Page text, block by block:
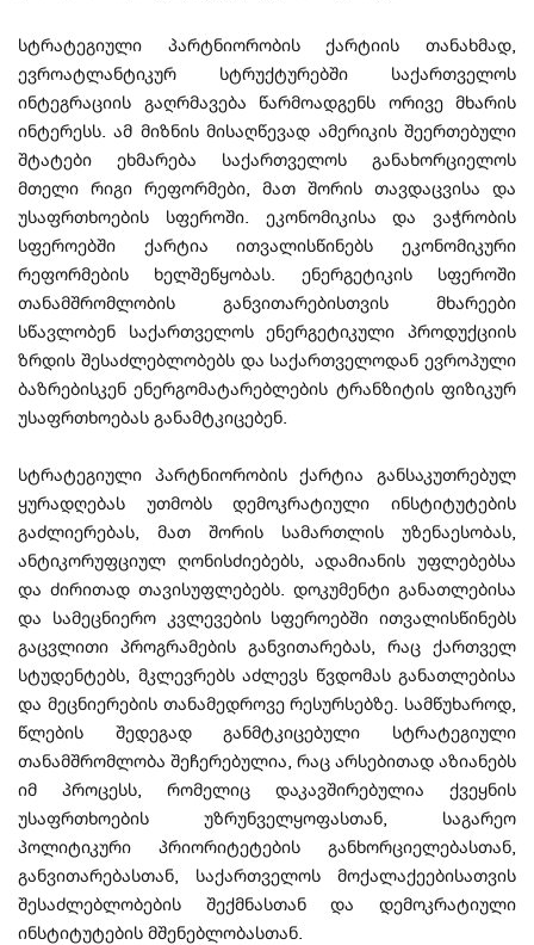
სტრატეგიული პარტნიორობის ქარტიის თანახმად,
ევროატლანტიკურ სტრუქტურებში საქართველოს
ინტეგრაციის გაღრმავება წარმოადგენს ორივე მხარის
ინტერესს. ამ მიზნის მისაღწევად ამერიკის შეერთებული
შტატები ეხმარება საქართველოს განახორციელოს
მთელი რიგი რეფორმები, მათ შორის თავდაცვისა და
უსაფრთხოების სფეროში. ეკონომიკისა და ვაჭრობის
სფეროებში ქარტია ითვალისწინებს ეკონომიკური
რეფორმების ხელშეწყობას. ენერგეტიკის სფეროში
თანამშრომლობის განვითარებისთვის მხარეები
სწავლობენ საქართველოს ენერგეტიკული პროდუქციის
ზრდის შესაძლებლობებს და საქართველოდან ევროპული
ბაზრებისკენ ენერგომატარებლების ტრანზიტის ფიზიკურ
უსაფრთხოებას განამტკიცებენ.
სტრატეგიული პარტნიორობის ქარტია განსაკუთრებულ
ყურადღებას უთმობს დემოკრატიული ინსტიტუტების
გაძლიერებას, მათ შორის სამართლის უზენაესობას,
ანტიკორუფციულ ღონისძიებებს, ადამიანის უფლებებსა
და ძირითად თავისუფლებებს. დოკუმენტი განათლებისა
და სამეცნიერო კვლევების სფეროებში ითვალისწინებს
გაცვლითი პროგრამების განვითარებას, რაც ქართველ
სტუდენტებს, მკლევრებს აძლევს წვდომას განათლებისა
და მეცნიერების თანამედროვე რესურსებზე. სამწუხაროდ,
წლების შედეგად განმტკიცებული სტრატეგიული
თანამშრომლობა შეჩერებულია, რაც არსებითად აზიანებს
იმ პროცესს, რომელიც დაკავშირებულია ქვეყნის
უსაფრთხოების უზრუნველყოფასთან, საგარეო
პოლიტიკური პრიორიტეტების განხორციელებასთან,
განვითარებასთან, საქართველოს მოქალაქეებისათვის
შესაძლებლობების შექმნასთან და დემოკრატიული
ინსტიტუტების მშენებლობასთან.